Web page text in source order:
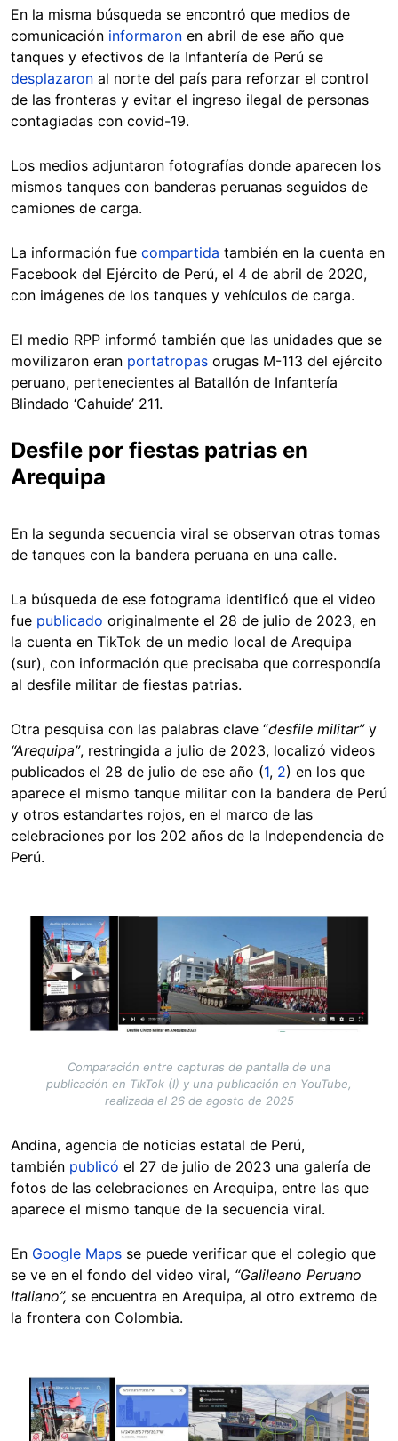
En la misma búsqueda se encontró que medios de
comunicación informaron en abril de ese año que
tanques y efectivos de la Infantería de Perú se
desplazaron al norte del país para reforzar el control
de las fronteras y evitar el ingreso ilegal de personas
contagiadas con covid-19.
Los medios adjuntaron fotografías donde aparecen los
mismos tanques con banderas peruanas seguidos de
camiones de carga.
La información fue compartida también en la cuenta en
Facebook del Ejército de Perú, el 4 de abril de 2020,
con imágenes de los tanques y vehículos de carga.
El medio RPP informó también que las unidades que se
movilizaron eran portatropas orugas M-113 del ejército
peruano, pertenecientes al Batallón de Infantería
Blindado ‘Cahuide’ 211.
Desfile por fiestas patrias en
Arequipa
En la segunda secuencia viral se observan otras tomas
de tanques con la bandera peruana en una calle.
La búsqueda de ese fotograma identificó que el video
fue publicado originalmente el 28 de julio de 2023, en
la cuenta en TikTok de un medio local de Arequipa
(sur), con información que precisaba que correspondía
al desfile militar de fiestas patrias.
Otra pesquisa con las palabras clave “desfile militar” y
“Arequipa”, restringida a julio de 2023, localizó videos
publicados el 28 de julio de ese año (1, 2) en los que
aparece el mismo tanque militar con la bandera de Perú
y otros estandartes rojos, en el marco de las
celebraciones por los 202 años de la Independencia de
Perú.
Image
Comparación entre capturas de pantalla de una
publicación en TikTok (I) y una publicación en YouTube,
realizada el 26 de agosto de 2025
Andina, agencia de noticias estatal de Perú,
también publicó el 27 de julio de 2023 una galería de
fotos de las celebraciones en Arequipa, entre las que
aparece el mismo tanque de la secuencia viral.
En Google Maps se puede verificar que el colegio que
se ve en el fondo del video viral, “Galileano Peruano
Italiano”, se encuentra en Arequipa, al otro extremo de
la frontera con Colombia.
Image